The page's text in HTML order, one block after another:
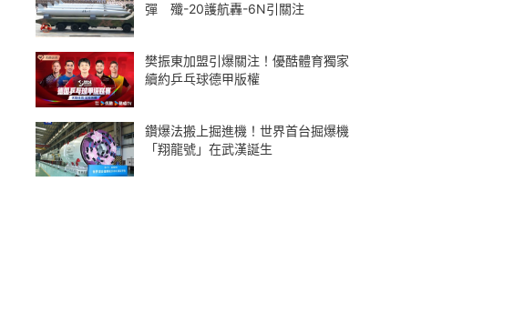
彈 殲-20護航轟-6N引關注
樊振東加盟引爆關注！優酷體育獨家
續約乒乓球德甲版權
鑽爆法搬上掘進機！世界首台掘爆機
「翔龍號」在武漢誕生